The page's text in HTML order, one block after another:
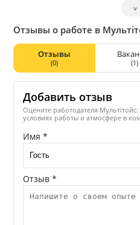
Понад 50% співробітників
раз отримували підвищення
Унікально низький рівень
повній взаємодії та здоровій
Високий рівень
перед співробітниками
компанії ринку праці.
˅
Отзывы о работе в
Отзывы
(0) (1)
Добавить отзыв
Оцените работодателя
условиях работы и атмосфере в
Имя *
Отзыв *